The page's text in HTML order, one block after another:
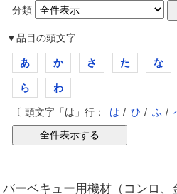
分類
▼品目の頭文字
あ か さ た な
ら わ
〔 頭文字「は」行： は / ひ / ふ /
バーベキュー用機材（コンロ、